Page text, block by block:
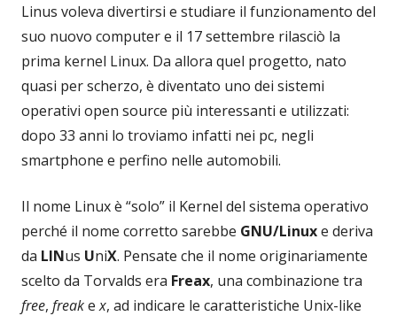
Linus voleva divertirsi e studiare il funzionamento del
suo nuovo computer e il 17 settembre rilasciò la
prima kernel Linux. Da allora quel progetto, nato
quasi per scherzo, è diventato uno dei sistemi
operativi open source più interessanti e utilizzati:
dopo 33 anni lo troviamo infatti nei pc, negli
smartphone e perfino nelle automobili.
Il nome Linux è “solo” il Kernel del sistema operativo
perché il nome corretto sarebbe GNU/Linuxe deriva
da LINus UniX. Pensate che il nome originariamente
scelto da Torvalds era Freax, una combinazione tra
free, freakex, ad indicare le caratteristiche Unix-like